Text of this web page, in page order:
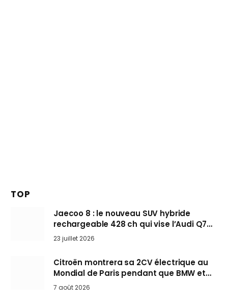
TOP
Jaecoo 8 : le nouveau SUV hybride
rechargeable 428 ch qui vise l’Audi Q7
arrive en Europe cet automne
23 juillet 2026
Citroën montrera sa 2CV électrique au
Mondial de Paris pendant que BMW et
Mini désertent le salon
7 août 2026